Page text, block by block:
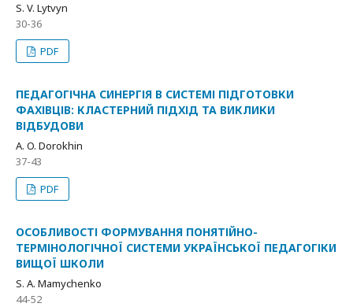
S. V. Lytvyn
30-36
PDF
ПЕДАГОГІЧНА СИНЕРГІЯ В СИСТЕМІ ПІДГОТОВКИ
ФАХІВЦІВ: КЛАСТЕРНИЙ ПІДХІД ТА ВИКЛИКИ
ВІДБУДОВИ
A. O. Dorokhin
37-43
PDF
ОСОБЛИВОСТІ ФОРМУВАННЯ ПОНЯТІЙНО-
ТЕРМІНОЛОГІЧНОЇ СИСТЕМИ УКРАЇНСЬКОЇ ПЕДАГОГІКИ
ВИЩОЇ ШКОЛИ
S. A. Mamychenko
44-52